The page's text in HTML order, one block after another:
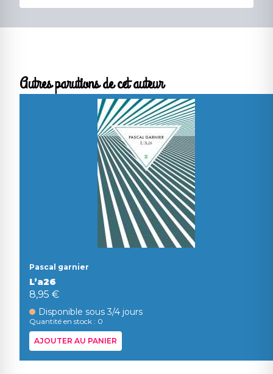
Autres parutions de cet auteur
Pascal garnier
L’a26
8,95 €
Disponible sous 3/4 jours
Quantité en stock : 0
AJOUTER AU PANIER